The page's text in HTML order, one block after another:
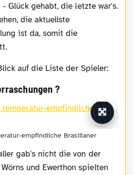
Glück gehabt, die letzte war's.
die aktuellste
ist da, somit die
auf die Liste der Spieler:
?
empfindliche Brasilianer
und Ewerthon spielten